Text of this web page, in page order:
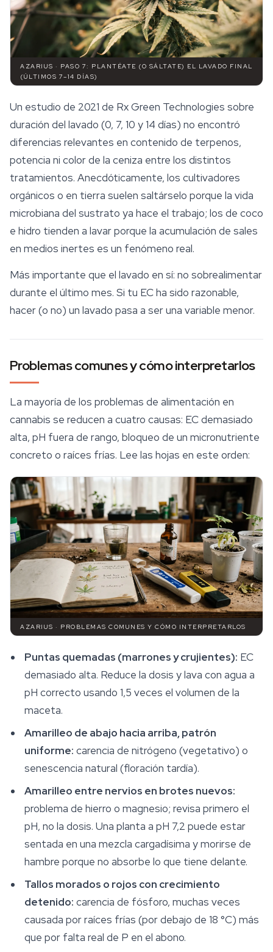
AZARIUS · PASO 7: PLANTÉATE (O SÁLTATE) EL LAVADO FINAL
(ÚLTIMOS 7–14 DÍAS)
Un estudio de 2021 de Rx Green Technologies sobre
duración del lavado (0, 7, 10 y 14 días) no encontró
diferencias relevantes en contenido de terpenos,
potencia ni color de la ceniza entre los distintos
tratamientos. Anecdóticamente, los cultivadores
orgánicos o en tierra suelen saltárselo porque la vida
microbiana del sustrato ya hace el trabajo; los de coco
e hidro tienden a lavar porque la acumulación de sales
en medios inertes es un fenómeno real.
Más importante que el lavado en sí: no sobrealimentar
durante el último mes. Si tu EC ha sido razonable,
hacer (o no) un lavado pasa a ser una variable menor.
Problemas comunes y cómo interpretarlos
La mayoría de los problemas de alimentación en
cannabis se reducen a cuatro causas: EC demasiado
alta, pH fuera de rango, bloqueo de un micronutriente
concreto o raíces frías. Lee las hojas en este orden:
AZARIUS · PROBLEMAS COMUNES Y CÓMO INTERPRETARLOS
Puntas quemadas (marrones y crujientes): EC
demasiado alta. Reduce la dosis y lava con agua a
pH correcto usando 1,5 veces el volumen de la
maceta.
Amarilleo de abajo hacia arriba, patrón
uniforme: carencia de nitrógeno (vegetativo) o
senescencia natural (floración tardía).
Amarilleo entre nervios en brotes nuevos:
problema de hierro o magnesio; revisa primero el
pH, no la dosis. Una planta a pH 7,2 puede estar
sentada en una mezcla cargadísima y morirse de
hambre porque no absorbe lo que tiene delante.
Tallos morados o rojos con crecimiento
detenido: carencia de fósforo, muchas veces
causada por raíces frías (por debajo de 18 °C) más
que por falta real de P en el abono.